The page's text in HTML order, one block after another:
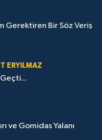
Gerektiren Bir Söz Veriş
ERYILMAZ
ve Gomidas Yalanı